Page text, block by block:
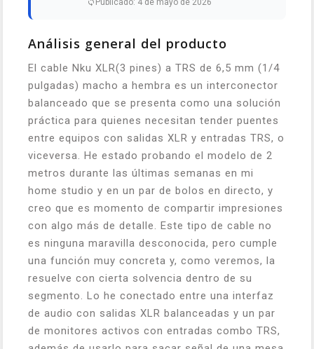
Publicado: 4 de mayo de 2026
Análisis general del producto
El cable Nku XLR(3 pines) a TRS de 6,5 mm (1/4
pulgadas) macho a hembra es un interconector
balanceado que se presenta como una solución
práctica para quienes necesitan tender puentes
entre equipos con salidas XLR y entradas TRS, o
viceversa. He estado probando el modelo de 2
metros durante las últimas semanas en mi
home studio y en un par de bolos en directo, y
creo que es momento de compartir impresiones
con algo más de detalle. Este tipo de cable no
es ninguna maravilla desconocida, pero cumple
una función muy concreta y, como veremos, la
resuelve con cierta solvencia dentro de su
segmento. Lo he conectado entre una interfaz
de audio con salidas XLR balanceadas y un par
de monitores activos con entradas combo TRS,